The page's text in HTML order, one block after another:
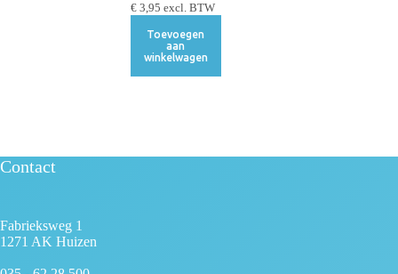
€3,95 excl. BTW
Toevoegen
aan
winkelwagen
Contact
Fabrieksweg 1
1271 AK Huizen